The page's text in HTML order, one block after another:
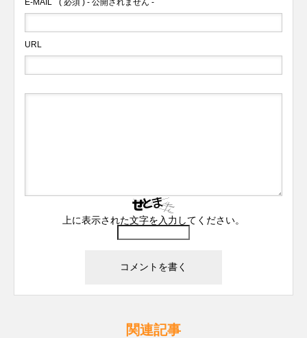
E-MAIL ( 必須 ) - 公開されません -
URL
上に表示された文字を入力してください。
関連記事